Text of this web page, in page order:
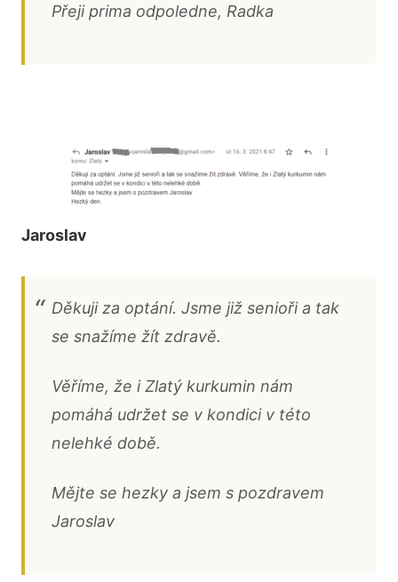
Přeji prima odpoledne, Radka
Jaroslav
Děkuji za optání. Jsme již senioři a tak
se snažíme žít zdravě.
Věříme, že i Zlatý kurkumin nám
pomáhá udržet se v kondici v této
nelehké době.
Mějte se hezky a jsem s pozdravem
Jaroslav